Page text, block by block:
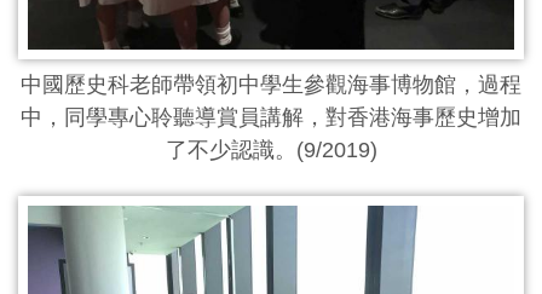
中國歷史科老師帶領初中學生參觀海事博物館，過程
中，同學專心聆聽導賞員講解，對香港海事歷史增加
了不少認識。(9/2019)